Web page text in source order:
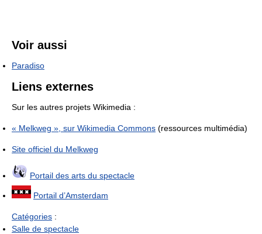
Voir aussi
Paradiso
Liens externes
Sur les autres projets Wikimedia :
« Melkweg », sur Wikimedia Commons (ressources multimédia)
Site officiel du Melkweg
Portail des arts du spectacle
Portail d’Amsterdam
Catégories :
Salle de spectacle